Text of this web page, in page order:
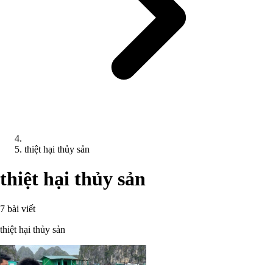
thiệt hại thủy sản
thiệt hại thủy sản
7 bài viết
thiệt hại thủy sản